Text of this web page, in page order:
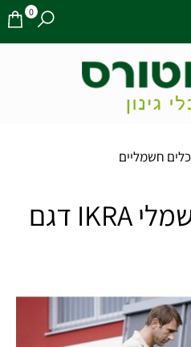
0
כלים חשמליים
מפוח /שואב חשמלי IKRA דגם